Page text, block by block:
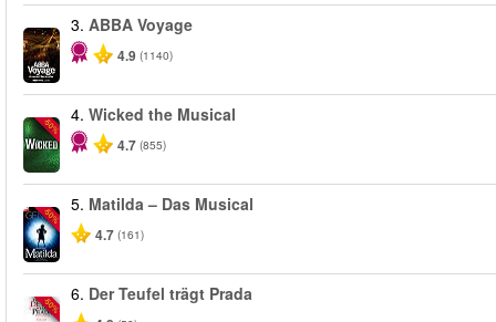
3. ABBA Voyage
4.9 (1140)
-50%
4. Wicked the Musical
4.7 (855)
-50%
5. Matilda – Das Musical
4.7 (161)
-50%
6. Der Teufel trägt Prada